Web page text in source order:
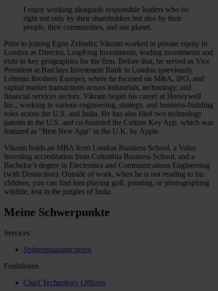
I enjoy working alongside responsible leaders who do
right not only by their shareholders but also by their
people, their communities, and our planet.
Prior to joining Egon Zehnder, Vikram worked in private equity in
London as Director, LeapFrog Investments, leading investments and
exits in key geographies for the firm. Before that, he served as Vice
President at Barclays Investment Bank in London (previously
Lehman Brothers Europe), where he focused on M&A, IPO, and
capital market transactions across industrials, technology, and
financial services sectors. Vikram began his career at Honeywell
Inc., working in various engineering, strategy, and business-building
roles across the U.S. and India. He has also filed two technology
patents in the U.S. and co-founded the Culture Key App, which was
featured as “Best New App” in the U.K. by Apple.
Vikram holds an MBA from London Business School, a Value
Investing accreditation from Columbia Business School, and a
Bachelor’s degree in Electronics and Communications Engineering
(with Distinction). Outside of work, when he is not reading to his
children, you can find him playing golf, painting, or photographing
wildlife, lost in the jungles of India.
Meine Schwerpunkte
Services
Spitzenmanager:innen
Funktionen
Chief Technology Officers